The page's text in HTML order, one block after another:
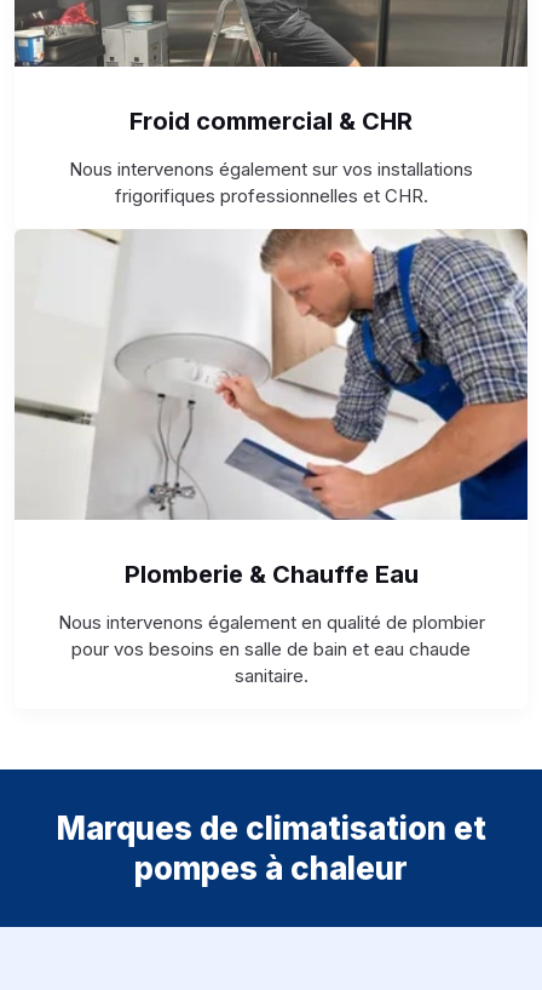
Froid commercial & CHR
Nous intervenons également sur vos installations
frigorifiques professionnelles et CHR.
Plomberie & Chauffe Eau
Nous intervenons également en qualité de plombier
pour vos besoins en salle de bain et eau chaude
sanitaire.
Marques de climatisation et
pompes à chaleur